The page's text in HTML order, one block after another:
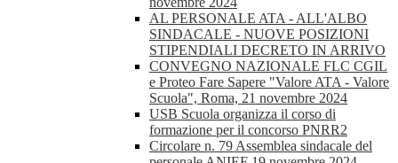
AL PERSONALE ATA - ALL'ALBO
SINDACALE - NUOVE POSIZIONI
STIPENDIALI DECRETO IN ARRIVO
CONVEGNO NAZIONALE FLC CGIL
e Proteo Fare Sapere "Valore ATA - Valore
Scuola", Roma, 21 novembre 2024
USB Scuola organizza il corso di
formazione per il concorso PNRR2
Circolare n. 79 Assemblea sindacale del